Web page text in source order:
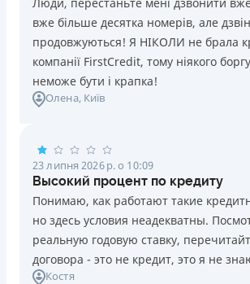
вже більше десятка номерів, але
продовжуються! Я НІКОЛИ не брала
компанії FirstCredit, тому ніякого
неможе бути і крапка!
Олена, Київ
23 липня 2026 р. о 10:09
Высокий процент по кредиту
Понимаю, как работают такие
но здесь условия неадекватны.
реальную годовую ставку,
договора - это не кредит, это я не
Костя